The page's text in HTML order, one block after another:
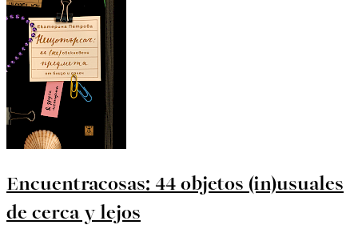
Encuentracosas: 44 objetos (in)usuales
de cerca y lejos